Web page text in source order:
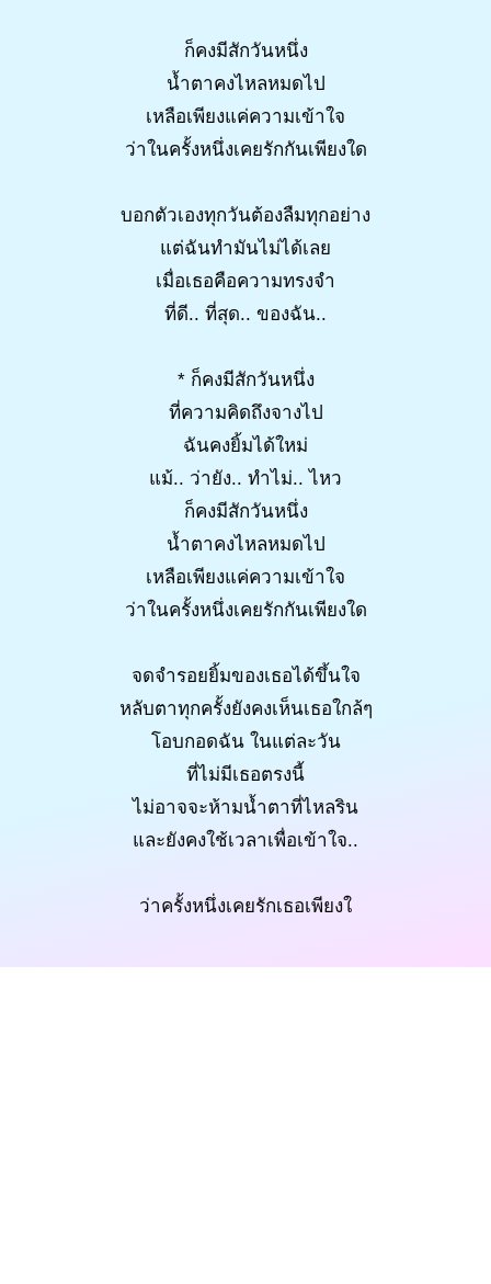
ก็คงมีสักวันหนึ่ง
น้ำตาคงไหลหมดไป
เหลือเพียงแค่ความเข้าใจ
ว่าในครั้งหนึ่งเคยรักกันเพียงใด
บอกตัวเองทุกวันต้องลืมทุกอย่าง
แต่ฉันทำมันไม่ได้เลย
เมื่อเธอคือความทรงจำ
ที่ดี.. ที่สุด.. ของฉัน..
* ก็คงมีสักวันหนึ่ง
ที่ความคิดถึงจางไป
ฉันคงยิ้มได้ใหม่
แม้.. ว่ายัง.. ทำไม่.. ไหว
ก็คงมีสักวันหนึ่ง
น้ำตาคงไหลหมดไป
เหลือเพียงแค่ความเข้าใจ
ว่าในครั้งหนึ่งเคยรักกันเพียงใด
จดจำรอยยิ้มของเธอได้ขึ้นใจ
หลับตาทุกครั้งยังคงเห็นเธอใกล้ๆ
โอบกอดฉัน ในแต่ละวัน
ที่ไม่มีเธอตรงนี้
ไม่อาจจะห้ามน้ำตาที่ไหลริน
และยังคงใช้เวลาเพื่อเข้าใจ..
ว่าครั้งหนึ่งเคยรักเธอเพียงใ